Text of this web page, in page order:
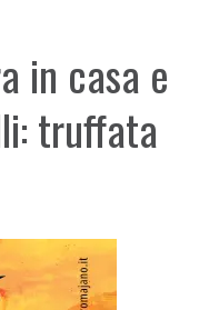
in casa e
truffata